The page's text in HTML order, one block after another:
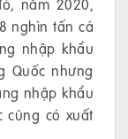
nghìn tấn cá
nhập khẩu
Quốc nhưng
nhập khẩu
cũng có xuất